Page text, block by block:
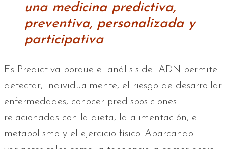
una medicina predictiva,
preventiva, personalizada y
participativa
Es Predictiva porque el análisis del ADN permite
detectar, individualmente, el riesgo de desarrollar
enfermedades, conocer predisposiciones
relacionadas con la dieta, la alimentación, el
metabolismo y el ejercicio físico. Abarcando